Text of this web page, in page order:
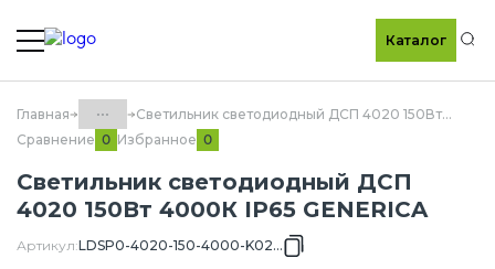
Каталог
Главная ...
60.10 Светотехника GENERICA
60.10.06 Светильники для высоких
Светильник светодиодный ДСП 4020 150Вт 4000К IP65 GENERICA
Сравнение 0 Избранное 0
Светильник светодиодный ДСП
4020 150Вт 4000К IP65 GENERICA
Артикул:LDSP0-4020-150-4000-K02-G